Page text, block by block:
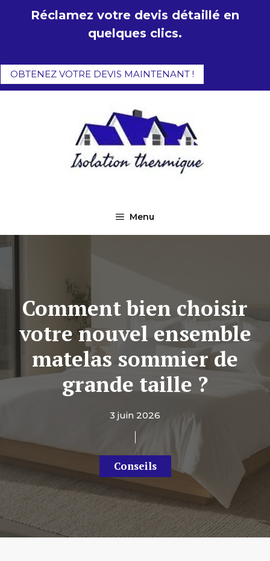
Réclamez votre devis détaillé en
quelques clics.
OBTENEZ VOTRE DEVIS MAINTENANT !
Menu
Comment bien choisir
votre nouvel ensemble
matelas sommier de
grande taille ?
3 juin 2026
Conseils